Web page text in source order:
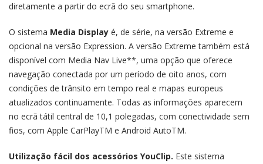
diretamente a partir do ecrã do seu smartphone.
O sistema Media Display é, de série, na versão Extreme e
opcional na versão Expression. A versão Extreme também está
disponível com Media Nav Live**, uma opção que oferece
navegação conectada por um período de oito anos, com
condições de trânsito em tempo real e mapas europeus
atualizados continuamente. Todas as informações aparecem
no ecrã tátil central de 10,1 polegadas, com conectividade sem
fios, com Apple CarPlayTM e Android AutoTM.
Utilização fácil dos acessórios YouClip. Este sistema